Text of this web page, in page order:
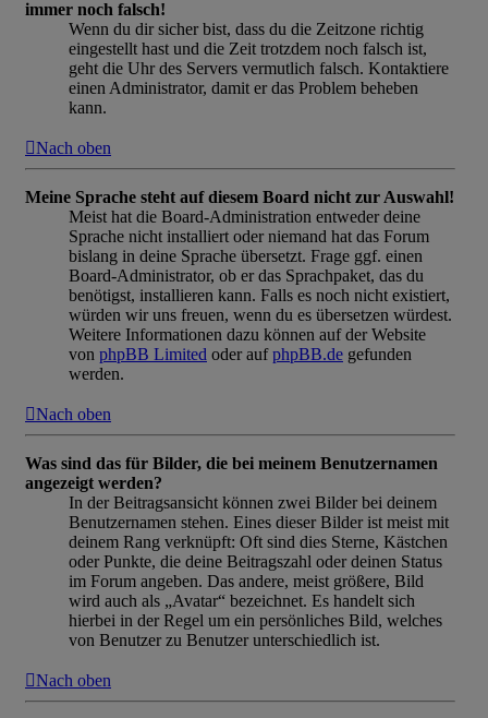
immer noch falsch!
Wenn du dir sicher bist, dass du die Zeitzone richtig
eingestellt hast und die Zeit trotzdem noch falsch ist,
geht die Uhr des Servers vermutlich falsch. Kontaktiere
einen Administrator, damit er das Problem beheben
kann.
Nach oben
Meine Sprache steht auf diesem Board nicht zur Auswahl!
Meist hat die Board-Administration entweder deine
Sprache nicht installiert oder niemand hat das Forum
bislang in deine Sprache übersetzt. Frage ggf. einen
Board-Administrator, ob er das Sprachpaket, das du
benötigst, installieren kann. Falls es noch nicht existiert,
würden wir uns freuen, wenn du es übersetzen würdest.
Weitere Informationen dazu können auf der Website
von phpBB Limited oder aufphpBB.de gefunden
werden.
Nach oben
Was sind das für Bilder, die bei meinem Benutzernamen
angezeigt werden?
In der Beitragsansicht können zwei Bilder bei deinem
Benutzernamen stehen. Eines dieser Bilder ist meist mit
deinem Rang verknüpft: Oft sind dies Sterne, Kästchen
oder Punkte, die deine Beitragszahl oder deinen Status
im Forum angeben. Das andere, meist größere, Bild
wird auch als „Avatar“ bezeichnet. Es handelt sich
hierbei in der Regel um ein persönliches Bild, welches
von Benutzer zu Benutzer unterschiedlich ist.
Nach oben